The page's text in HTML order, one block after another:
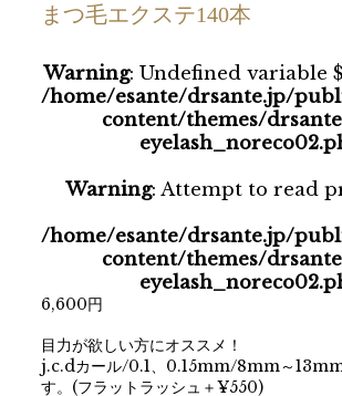
まつ毛エクステ140本
Warning: Undefined variable
/home/esante/drsante.jp/
content/themes/
Warning: Attempt to read
/home/esante/drsante.jp/
content/themes/
6,600円
目力が欲しい方にオススメ！
j.c.dカール/0.1、0.15mm/8mm～13mm
す。(フラットラッシュ＋¥550)